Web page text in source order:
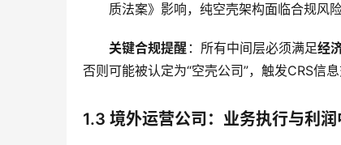
质法案》影响，纯空壳架构面临合规风险
关键合规提醒 ：所有中间层必须满足经
否则可能被认定为“空壳公司”，触发CRS信
1.3 境外运营公司：业务执行与利润